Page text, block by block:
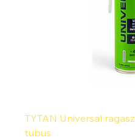
TYTAN Universal
tubus